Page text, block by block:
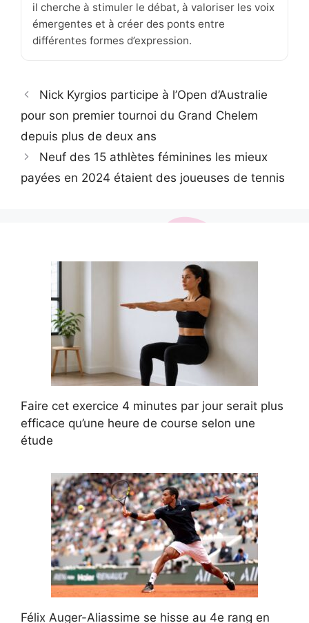
il cherche à stimuler le débat, à valoriser les voix
émergentes et à créer des ponts entre
différentes formes d’expression.
Nick Kyrgios participe à l’Open d’Australie
pour son premier tournoi du Grand Chelem
depuis plus de deux ans
Neuf des 15 athlètes féminines les mieux
payées en 2024 étaient des joueuses de tennis
Faire cet exercice 4 minutes par jour serait plus
efficace qu’une heure de course selon une
étude
Félix Auger-Aliassime se hisse au 4e rang en